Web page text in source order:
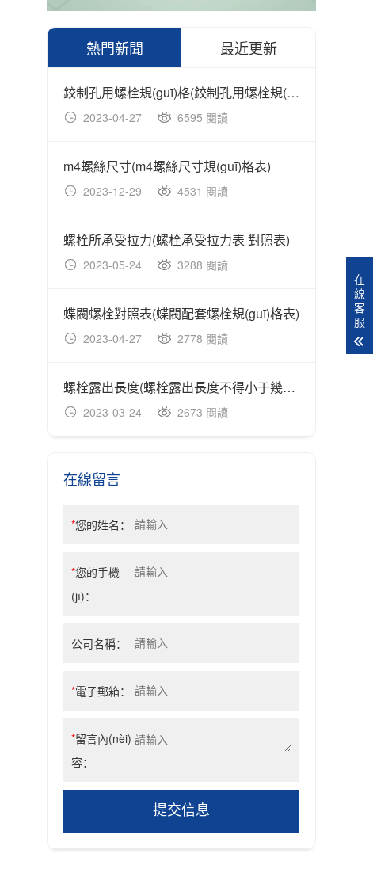
熱門新聞 最近更新
鉸制孔用螺栓規(guī)格(鉸制孔用螺栓規(guī)格表)
2023-04-27 6595 閱讀
m4螺絲尺寸(m4螺絲尺寸規(guī)格表)
2023-12-29 4531 閱讀
螺栓所承受拉力(螺栓承受拉力表 對照表)
2023-05-24 3288 閱讀
蝶閥螺栓對照表(蝶閥配套螺栓規(guī)格表)
2023-04-27 2778 閱讀
螺栓露出長度(螺栓露出長度不得小于幾倍螺距且不小于十毫米)
2023-03-24 2673 閱讀
在線留言
*您的姓名：
*您的手機
(jī)：
公司名稱：
*電子郵箱：
*留言內(nèi)
容：
提交信息
在
線
客
服